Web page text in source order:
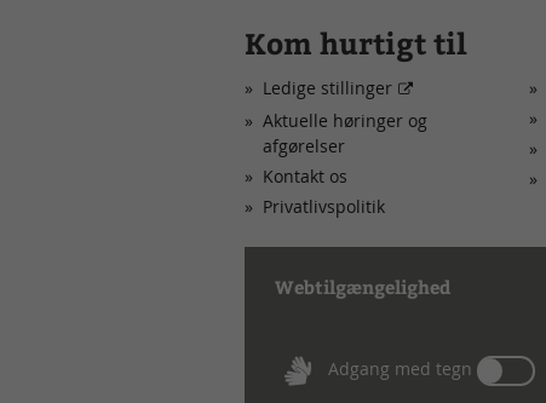
Kom hurtigt til
Ledige stillinger
Aktuelle høringer og
afgørelser
Kontakt os
Privatlivspolitik
Webtilgængelighed
Adgang med tegn
Tænd
eller